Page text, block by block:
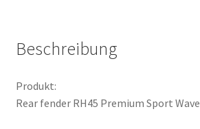
Beschreibung
Produkt:
Rear fender RH45 Premium Sport Wave